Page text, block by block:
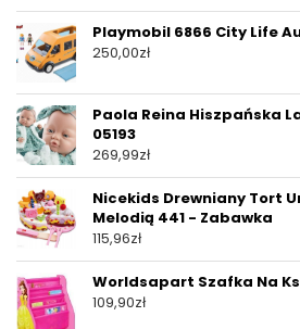
Playmobil 6866 City Life
250,00zł
Paola Reina Hiszpańska
05193
269,99zł
Nicekids Drewniany Tort
Melodią 441 - Zabawka
115,96zł
Worldsapart Szafka Na
109,90zł